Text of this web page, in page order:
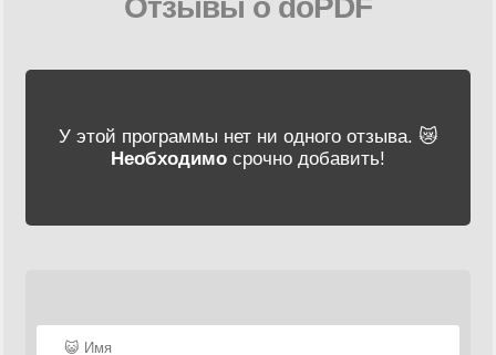
Отзывы о doPDF
У этой программы нет ни одного отзыва. 😿
Необходимо срочно добавить!